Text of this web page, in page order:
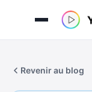
Revenir au blog